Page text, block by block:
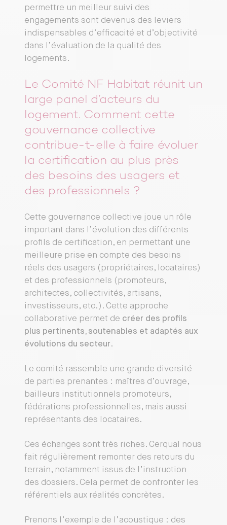
permettre un meilleur suivi des
engagements sont devenus des leviers
indispensables d’efficacité et d’objectivité
dans l’évaluation de la qualité des
logements.
Le Comité NF Habitat réunit un
large panel d’acteurs du
logement. Comment cette
gouvernance collective
contribue-t-elle à faire évoluer
la certification au plus près
des besoins des usagers et
des professionnels ?
Cette gouvernance collective joue un rôle
important dans l’évolution des différents
profils de certification, en permettant une
meilleure prise en compte des besoins
réels des usagers (propriétaires, locataires)
et des professionnels (promoteurs,
architectes, collectivités, artisans,
investisseurs, etc.). Cette approche
collaborative permet de créer des profils
plus pertinents, soutenables et adaptés aux
évolutions du secteur.
Le comité rassemble une grande diversité
de parties prenantes : maîtres d’ouvrage,
bailleurs institutionnels promoteurs,
fédérations professionnelles, mais aussi
représentants des locataires.
Ces échanges sont très riches. Cerqual nous
fait régulièrement remonter des retours du
terrain, notamment issus de l’instruction
des dossiers. Cela permet de confronter les
référentiels aux réalités concrètes.
Prenons l’exemple de l’acoustique : des